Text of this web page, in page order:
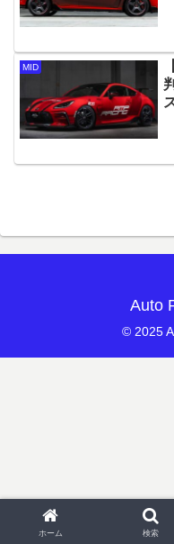
MID
Auto
© 2025
ホーム 検索